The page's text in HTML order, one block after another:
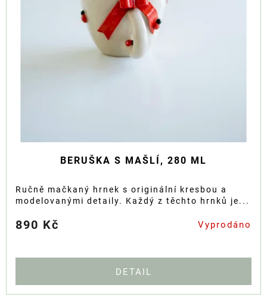
BERUŠKA S MAŠLÍ, 280 ML
890 Kč Vyprodáno
DETAIL
Ručně mačkaný hrnek s originální kresbou a
modelovanými detaily. Každý z těchto hrnků je...